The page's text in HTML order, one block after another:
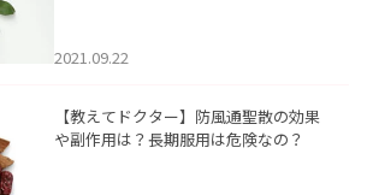
2021.09.22
【教えてドクター】防風通聖散の効果
や副作用は？長期服用は危険なの？